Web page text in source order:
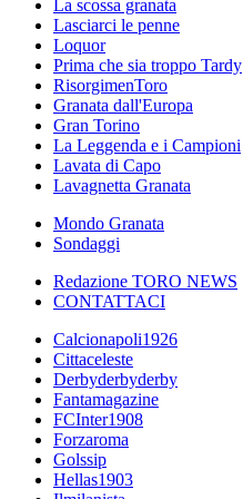
La scossa granata
Lasciarci le penne
Loquor
Prima che sia troppo Tardy
RisorgimenToro
Granata dall'Europa
Gran Torino
La Leggenda e i Campioni
Lavata di Capo
Lavagnetta Granata
Mondo Granata
Sondaggi
Redazione TORO NEWS
CONTATTACI
Calcionapoli1926
Cittaceleste
Derbyderbyderby
Fantamagazine
FCInter1908
Forzaroma
Golssip
Hellas1903